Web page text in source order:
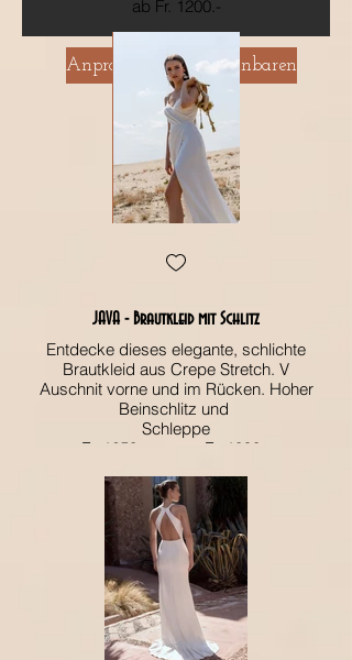
Anprobe Termin vereinbaren
ab Fr. 1200.-
JAVA - Brautkleid mit Schlitz
Entdecke dieses elegante, schlichte
Brautkleid aus Crepe Stretch. V
Auschnit vorne und im Rücken. Hoher
Beinschlitz und
Schleppe
Fr. 1250.- anstatt Fr. 1890.-